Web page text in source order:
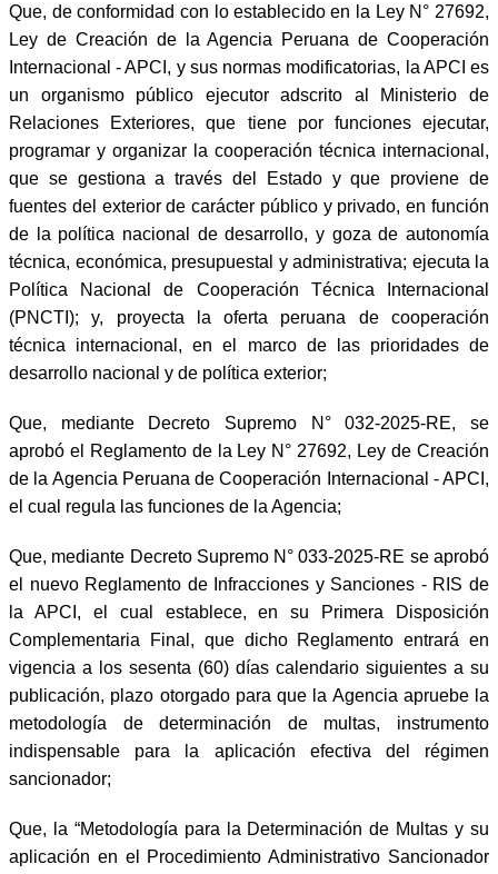
Que, de conformidad con lo establecido en la Ley N° 27692,
Ley de Creación de la Agencia Peruana de Cooperación
Internacional - APCI, y sus normas modificatorias, la APCI es
un organismo público ejecutor adscrito al Ministerio de
Relaciones Exteriores, que tiene por funciones ejecutar,
programar y organizar la cooperación técnica internacional,
que se gestiona a través del Estado y que proviene de
fuentes del exterior de carácter público y privado, en función
de la política nacional de desarrollo, y goza de autonomía
técnica, económica, presupuestal y administrativa; ejecuta la
Política Nacional de Cooperación Técnica Internacional
(PNCTI); y, proyecta la oferta peruana de cooperación
técnica internacional, en el marco de las prioridades de
desarrollo nacional y de política exterior;
Que, mediante Decreto Supremo N° 032-2025-RE, se
aprobó el Reglamento de la Ley N° 27692, Ley de Creación
de la Agencia Peruana de Cooperación Internacional - APCI,
el cual regula las funciones de la Agencia;
Que, mediante Decreto Supremo N° 033-2025-RE se aprobó
el nuevo Reglamento de Infracciones y Sanciones - RIS de
la APCI, el cual establece, en su Primera Disposición
Complementaria Final, que dicho Reglamento entrará en
vigencia a los sesenta (60) días calendario siguientes a su
publicación, plazo otorgado para que la Agencia apruebe la
metodología de determinación de multas, instrumento
indispensable para la aplicación efectiva del régimen
sancionador;
Que, la “Metodología para la Determinación de Multas y su
aplicación en el Procedimiento Administrativo Sancionador